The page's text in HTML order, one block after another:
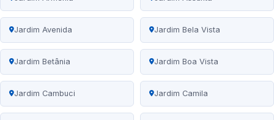
Jardim Avenida Jardim Bela Vista
Jardim Betânia Jardim Boa Vista
Jardim Cambuci Jardim Camila